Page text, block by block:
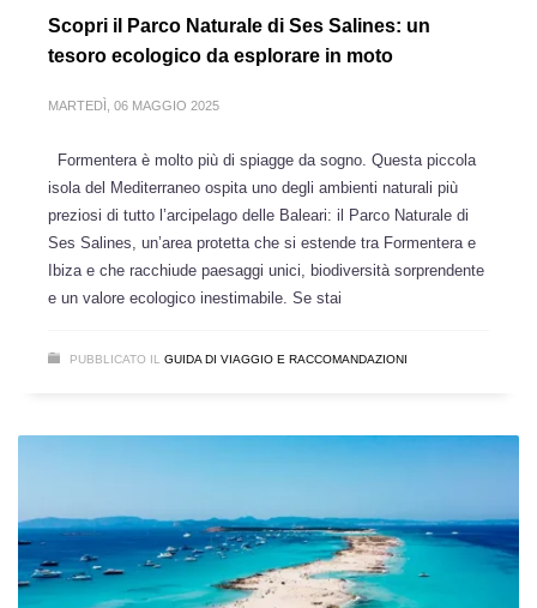
Scopri il Parco Naturale di Ses Salines: un
tesoro ecologico da esplorare in moto
MARTEDÌ, 06 MAGGIO 2025
Formentera è molto più di spiagge da sogno. Questa piccola
isola del Mediterraneo ospita uno degli ambienti naturali più
preziosi di tutto l’arcipelago delle Baleari: il Parco Naturale di
Ses Salines, un’area protetta che si estende tra Formentera e
Ibiza e che racchiude paesaggi unici, biodiversità sorprendente
e un valore ecologico inestimabile. Se stai
PUBBLICATO IL GUIDA DI VIAGGIO E RACCOMANDAZIONI